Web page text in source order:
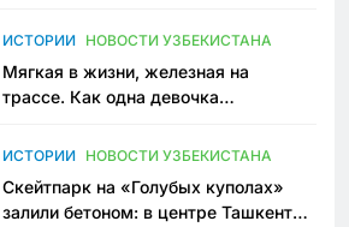
ИСТОРИИ НОВОСТИ УЗБЕКИСТАНА
Мягкая в жизни, железная на
трассе. Как одна девочка
Узбекистане
ИСТОРИИ НОВОСТИ УЗБЕКИСТАНА
Скейтпарк на «Голубых куполах»
залили бетоном: в центре Ташкента